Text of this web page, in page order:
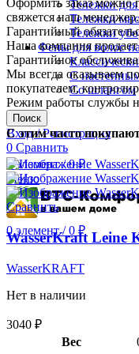
Тележки
Тележки
Тележки
Фены для волос
С
Со шлангом
Поиск
Вход / Регистрация
0 Сравнить
0элемент / 0₽
Меню
0элемент / 0 ₽
свяжется наш менеджер.
Гарантийный
Наша компания
Гарантийное
Мы всегда оказываем
покупателем,
Режим работы службы
С этим часто
Сравнить
WasserKraft Leine
WasserKRAFT
Нет в наличии
3040 ₽
Вес